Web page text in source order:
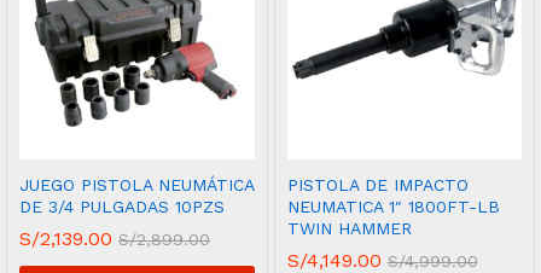
JUEGO PISTOLA NEUMÁTICA
DE 3/4 PULGADAS 10PZS
S/2,139.00 S/2,899.00
PISTOLA DE IMPACTO
NEUMATICA 1″ 1800FT-LB
TWIN HAMMER
S/4,149.00 S/4,999.00